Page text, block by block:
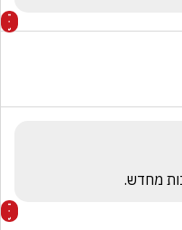
מחדש.